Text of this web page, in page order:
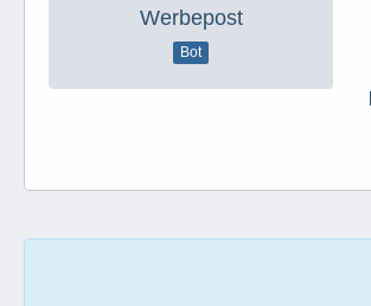
Werbepost
Bot